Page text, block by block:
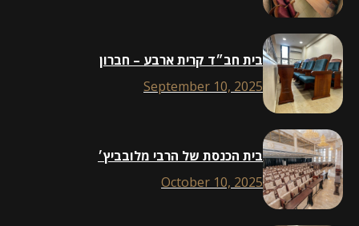
בית חב״ד קרית ארבע – חברון
September 10, 2025
בית הכנסת של הרבי מלובביץ׳
October 10, 2025